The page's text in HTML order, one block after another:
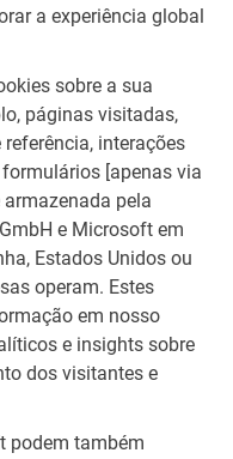
a experiência global
sobre a sua
páginas visitadas,
interações
[apenas via
pela
e Microsoft em
Estados Unidos ou
operam. Estes
em nosso
e insights sobre
dos visitantes e
podem também